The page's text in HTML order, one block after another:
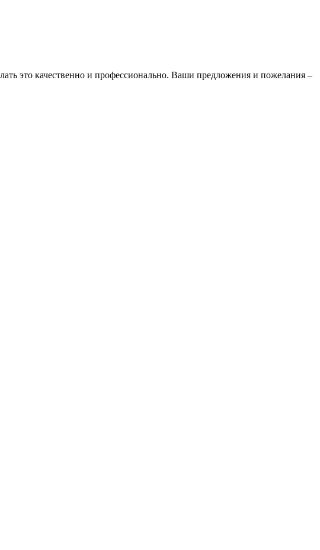
это качественно и профессионально. Ваши предложения и пожелания –